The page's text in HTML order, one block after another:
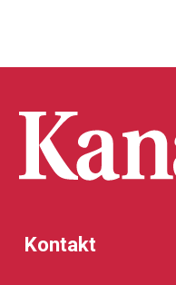
Kontakt